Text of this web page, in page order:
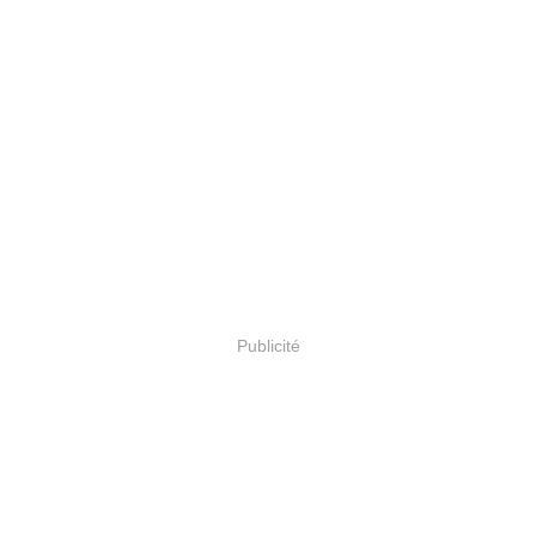
Publicité